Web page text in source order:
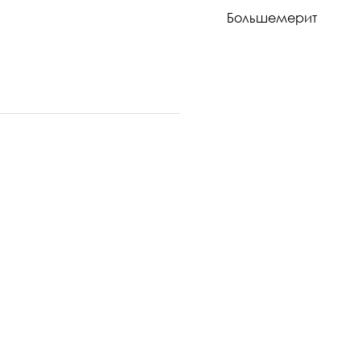
Большемерит